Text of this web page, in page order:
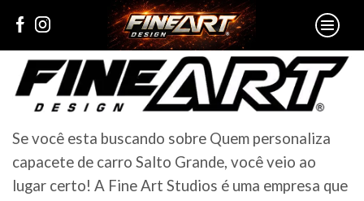
Se você esta buscando sobre Quem personaliza
capacete de carro Salto Grande, você veio ao
lugar certo! A Fine Art Studios é uma empresa que